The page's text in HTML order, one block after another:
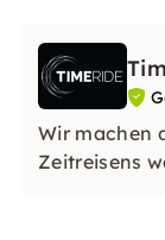
Wir machen
Zeitreisens